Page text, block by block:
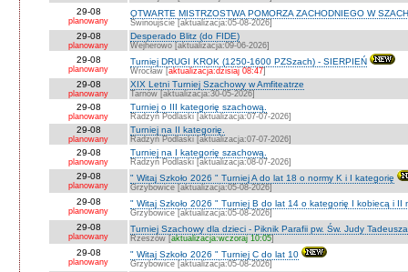
29-08
planowany
OTWARTE MISTRZOSTWA POMORZA ZACHODNIEGO W
Świnoujście [aktualizacja:05-08-2026]
29-08
planowany
Desperado Blitz (do FIDE)
Wejherowo [aktualizacja:09-06-2026]
29-08
planowany
Turniej DRUGI KROK (1250-1600 PZSzach) - SIERPIEŃ
Wrocław [aktualizacja:dzisiaj 08:47]
29-08
planowany
XIX Letni Turniej Szachowy w Amfiteatrze
Tarnów [aktualizacja:30-05-2026]
29-08
planowany
Turniej o III kategorię szachową.
Radzyń Podlaski [aktualizacja:07-07-2026]
29-08
planowany
Turniej na II kategorię.
Radzyń Podlaski [aktualizacja:07-07-2026]
29-08
planowany
Turniej na I kategorię szachową.
Radzyń Podlaski [aktualizacja:08-07-2026]
29-08
planowany
" Witaj Szkoło 2026 " Turniej A do lat 18 o normy K i I kategorię
Grzybowice [aktualizacja:05-08-2026]
29-08
planowany
" Witaj Szkoło 2026 " Turniej B do lat 14 o kategorię I kobiecą i II
Grzybowice [aktualizacja:05-08-2026]
29-08
planowany
Turniej Szachowy dla dzieci - Piknik Parafii pw. Św. Judy
Rzeszów [aktualizacja:wczoraj 10:05]
29-08
planowany
" Witaj Szkoło 2026 " Turniej C do lat 10
Grzybowice [aktualizacja:05-08-2026]